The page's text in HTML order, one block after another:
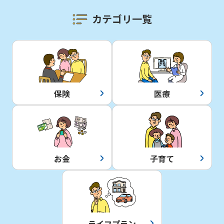
カテゴリ一覧
保険 医療
お金 子育て